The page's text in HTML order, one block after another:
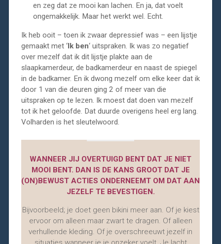
en zeg dat ze mooi kan lachen. En ja, dat voelt
ongemakkelijk. Maar het werkt wel. Echt.
Ik heb ooit – toen ik zwaar depressief was – een lijstje
gemaakt met ‘Ik ben‘ uitspraken. Ik was zo negatief
over mezelf dat ik dit lijstje plakte aan de
slaapkamerdeur, de badkamerdeur en naast de spiegel
in de badkamer. En ik dwong mezelf om elke keer dat ik
door 1 van die deuren ging 2 of meer van die
uitspraken op te lezen. Ik moest dat doen van mezelf
tot ik het geloofde. Dat duurde overigens heel erg lang.
Volharden is het sleutelwoord.
WANNEER JIJ OVERTUIGD BENT DAT JE NIET
MOOI BENT. DAN IS DE KANS GROOT DAT JE
(ON)BEWUST ACTIES ONDERNEEMT OM DAT AAN
JEZELF TE BEVESTIGEN.
Bijvoorbeeld; je doet geen bikini meer aan. Of je kiest
ervoor om alleen maar zwart te dragen. Of alleen
verhullende kleding. Of je overschreeuwt jezelf in